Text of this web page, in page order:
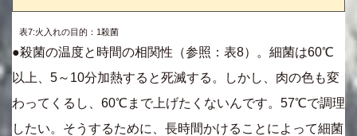
表7:火入れの目的：1殺菌
●殺菌の温度と時間の相関性（参照：表8）。細菌は60℃
以上、5～10分加熱すると死滅する。しかし、肉の色も変
わってくるし、60℃まで上げたくないんです。57℃で調理
したい。そうするために、長時間かけることによって細菌